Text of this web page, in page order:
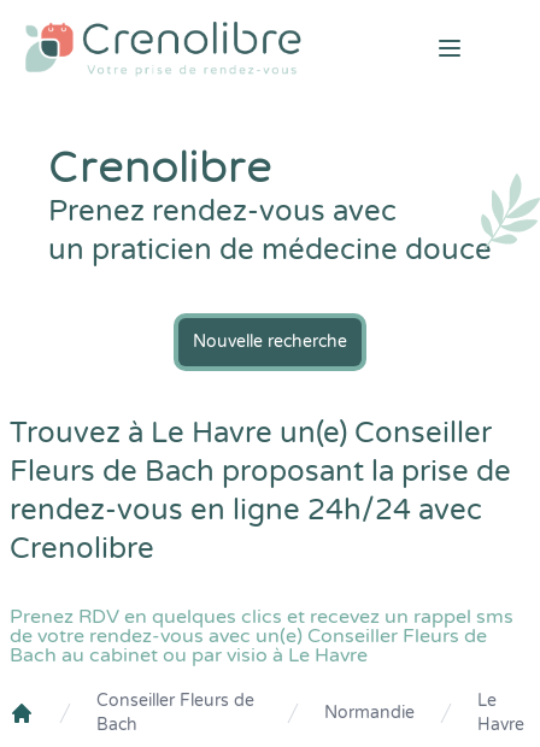
Open
Crenolibre
Prenez rendez-vous avec
un praticien de médecine douce
Nouvelle recherche
Trouvez à Le Havre un(e) Conseiller
Fleurs de Bach proposant la prise de
rendez-vous en ligne 24h/24 avec
Crenolibre
Prenez RDV en quelques clics et recevez un rappel sms
de votre rendez-vous avec un(e) Conseiller Fleurs de
Bach au cabinet ou par visio à Le Havre
Crenolibre
Conseiller Fleurs de
Bach
Normandie
Le
Havre